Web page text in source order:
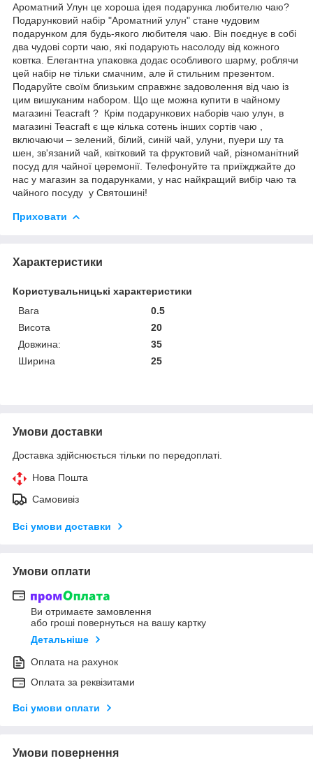
Ароматний Улун це хороша ідея подарунка любителю чаю?
Подарунковий набір "Ароматний улун" стане чудовим
подарунком для будь-якого любителя чаю. Він поєднує в собі
два чудові сорти чаю, які подарують насолоду від кожного
ковтка. Елегантна упаковка додає особливого шарму, роблячи
цей набір не тільки смачним, але й стильним презентом.
Подаруйте своїм близьким справжнє задоволення від чаю із
цим вишуканим набором. Що ще можна купити в чайному
магазині Teacraft ? Крім подарункових наборів чаю улун, в
магазині Teacraft є ще кілька сотень інших сортів чаю ,
включаючи – зелений, білий, синій чай, улуни, пуери шу та
шен, зв'язаний чай, квітковий та фруктовий чай, різноманітний
посуд для чайної церемонії. Телефонуйте та приїжджайте до
нас у магазин за подарунками, у нас найкращий вибір чаю та
чайного посуду у Святошині!
Приховати
Характеристики
Користувальницькі характеристики
Вага
0.5
Висота
20
Довжина:
35
Ширина
25
Умови доставки
Доставка здійснюється тільки по передоплаті.
Нова Пошта
Самовивіз
Всі умови доставки
Умови оплати
Ви отримаєте замовлення
або гроші повернуться на вашу картку
Детальніше
Оплата на рахунок
Оплата за реквізитами
Всі умови оплати
Умови повернення